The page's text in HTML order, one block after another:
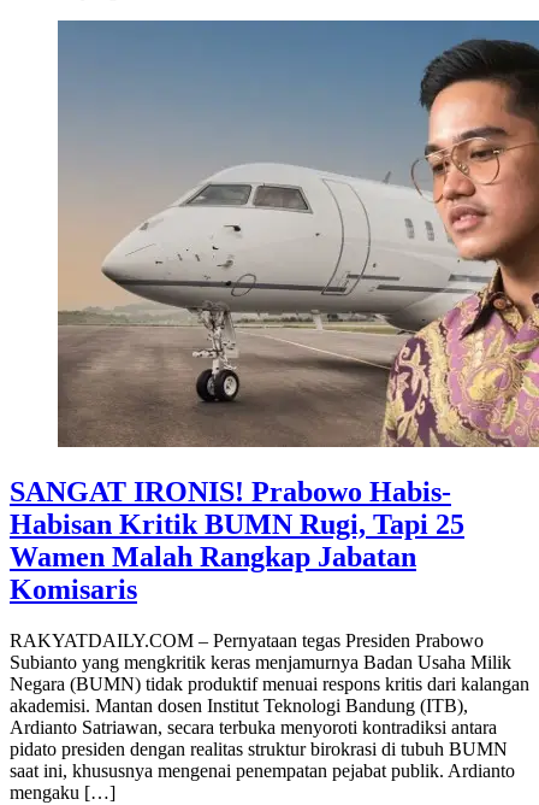
SANGAT IRONIS! Prabowo Habis-
Habisan Kritik BUMN Rugi, Tapi 25
Wamen Malah Rangkap Jabatan
Komisaris
RAKYATDAILY.COM – Pernyataan tegas Presiden Prabowo
Subianto yang mengkritik keras menjamurnya Badan Usaha Milik
Negara (BUMN) tidak produktif menuai respons kritis dari kalangan
akademisi. Mantan dosen Institut Teknologi Bandung (ITB),
Ardianto Satriawan, secara terbuka menyoroti kontradiksi antara
pidato presiden dengan realitas struktur birokrasi di tubuh BUMN
saat ini, khususnya mengenai penempatan pejabat publik. Ardianto
mengaku […]